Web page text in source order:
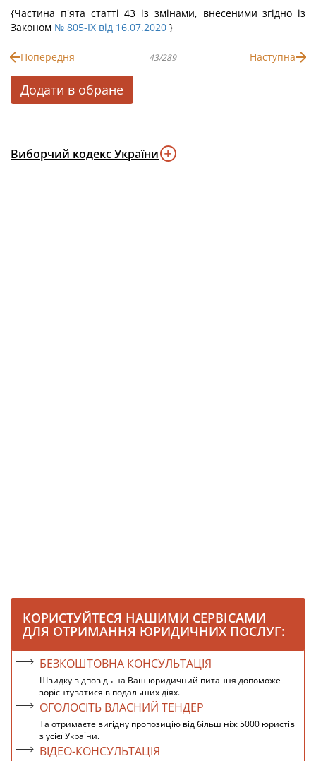
{Частина п'ята статті 43 із змінами, внесеними згідно із
Законом № 805-IX від 16.07.2020 }
Попередня 43/289 Наступна
Додати в обране
Виборчий кодекс України
КОРИСТУЙТЕСЯ НАШИМИ СЕРВІСАМИ
ДЛЯ ОТРИМАННЯ ЮРИДИЧНИХ ПОСЛУГ:
БЕЗКОШТОВНА КОНСУЛЬТАЦІЯ
Швидку відповідь на Ваш юридичний питання допоможе
зорієнтуватися в подальших діях.
ОГОЛОСІТЬ ВЛАСНИЙ ТЕНДЕР
Та отримаєте вигідну пропозицію від більш ніж 5000 юристів
з усієї України.
ВІДЕО-КОНСУЛЬТАЦІЯ